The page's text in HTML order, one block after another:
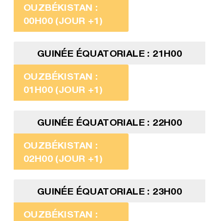
OUZBÉKISTAN :
00H00 (JOUR +1)
GUINÉE ÉQUATORIALE : 21H00
OUZBÉKISTAN :
01H00 (JOUR +1)
GUINÉE ÉQUATORIALE : 22H00
OUZBÉKISTAN :
02H00 (JOUR +1)
GUINÉE ÉQUATORIALE : 23H00
OUZBÉKISTAN :